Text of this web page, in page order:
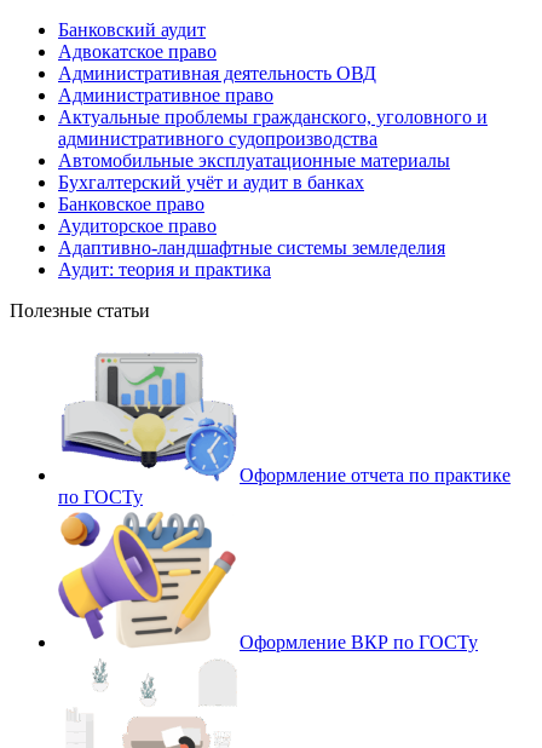
Банковский аудит
Адвокатское право
Административная деятельность ОВД
Административное право
Актуальные проблемы гражданского, уголовного и
административного судопроизводства
Автомобильные эксплуатационные материалы
Бухгалтерский учёт и аудит в банках
Банковское право
Аудиторское право
Адаптивно-ландшафтные системы земледелия
Аудит: теория и практика
Полезные статьи
Оформление отчета по практике
по ГОСТу
Оформление ВКР по ГОСТу